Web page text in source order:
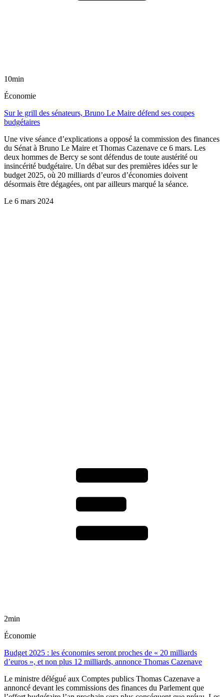
10min
Économie
Sur le grill des sénateurs, Bruno Le Maire défend ses coupes
budgétaires
Une vive séance d’explications a opposé la commission des finances
du Sénat à Bruno Le Maire et Thomas Cazenave ce 6 mars. Les
deux hommes de Bercy se sont défendus de toute austérité ou
insincérité budgétaire. Un débat sur des premières idées sur le
budget 2025, où 20 milliards d’euros d’économies doivent
désormais être dégagées, ont par ailleurs marqué la séance.
Le 6 mars 2024
2min
Économie
Budget 2025 : les économies seront proches de « 20 milliards
d’euros », et non plus 12 milliards, annonce Thomas Cazenave
Le ministre délégué aux Comptes publics Thomas Cazenave a
annoncé devant les commissions des finances du Parlement que